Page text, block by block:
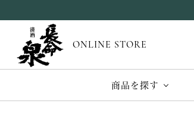
ONLINE STORE
商品を探す